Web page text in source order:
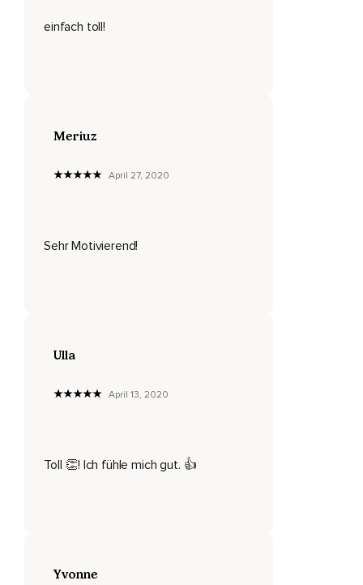
Wie sehr sie sich auf dich freuen,
Sie wollen genau das.
Geht der Vorhang auf.
Geht auch langsam das Licht auf der Bühne an.
Alles,
Du fühlst dich wohl.
einfach toll!
Meriuz
April 27, 2020
Sehr Motivierend!
Ulla
April 13, 2020
Toll 👏! Ich fühle mich gut. 👍
Yvonne